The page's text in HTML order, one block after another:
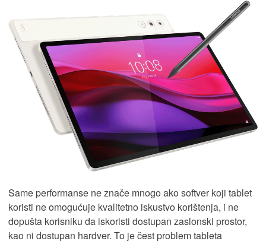
Same performanse ne znače mnogo ako softver koji tablet
koristi ne omogućuje kvalitetno iskustvo korištenja, i ne
dopušta korisniku da iskoristi dostupan zaslonski prostor,
kao ni dostupan hardver. To je čest problem tableta